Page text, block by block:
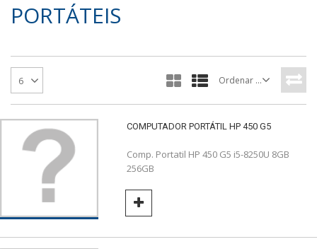
PORTÁTEIS
6 Ordenar por
COMPUTADOR PORTÁTIL HP 450 G5
Comp. Portatil HP 450 G5 i5-8250U 8GB
256GB